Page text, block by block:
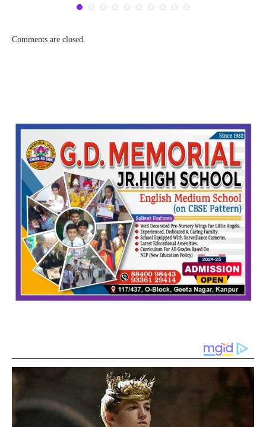
Comments are closed.